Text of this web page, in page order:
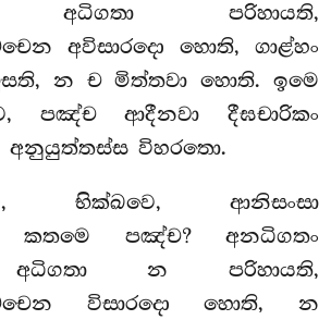
අධිගතා පරිහායති,
අවිසාරදො හොති, ගාළ්හං
න ච මිත්තවා හොති. ඉමෙ
පඤ්ච ආදීනවා දීඝචාරිකං
අනුයුත්තස්ස විහරතො.
භික්ඛවෙ, ආනිසංසා
කතමෙ පඤ්ච? අනධිගතං
අධිගතා න පරිහායති,
විසාරදො හොති, න